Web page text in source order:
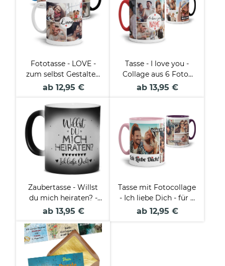
Fototasse - LOVE -
zum selbst Gestalten
mit 8 Fotos
ab 12,95 €
Tasse - I love you -
Collage aus 6 Fotos
plus Name
ab 13,95 €
Zaubertasse - Willst
du mich heiraten? -
Magic Mug
ab 13,95 €
Tasse mit Fotocollage
- Ich liebe Dich - für 4
Fotos
ab 12,95 €